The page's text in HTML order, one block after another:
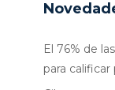
El 76% de
para